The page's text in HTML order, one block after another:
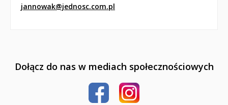
jannowak@jednosc.com.pl
Dołącz do nas w mediach społecznościowych